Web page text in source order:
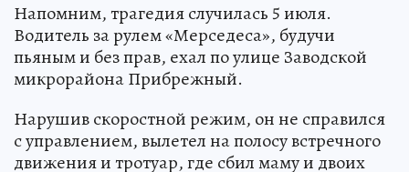
Напомним, трагедия случилась 5 июля.
Водитель за рулем «Мерседеса», будучи
пьяным и без прав, ехал по улице Заводской
микрорайона Прибрежный.
Нарушив скоростной режим, он не справился
с управлением, вылетел на полосу встречного
движения и тротуар, где сбил маму и двоих